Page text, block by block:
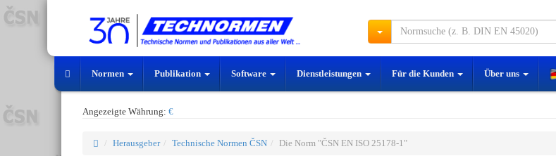
Normen Publikation Software Dienstleistungen Für die Kunden Über uns
Angezeigte Währung: €
Herausgeber Technische Normen ČSN Die Norm "ČSN EN ISO 25178-1"